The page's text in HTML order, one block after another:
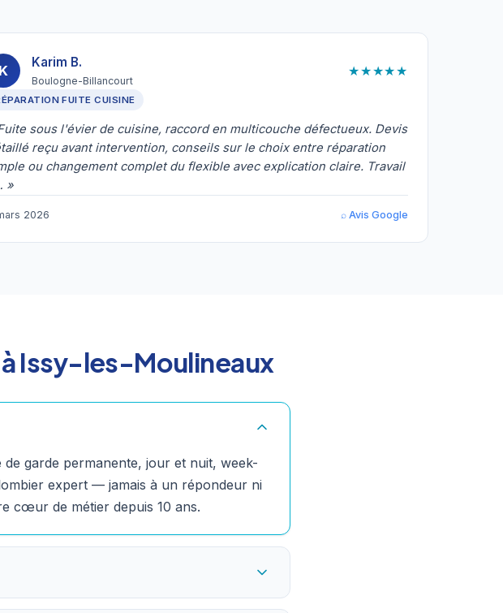
K
Karim B.
Boulogne-Billancourt
★★★★★
FUITE CUISINE
sous l'évier de cuisine, raccord en multicouche défectueux. Devis
reçu avant intervention, conseils sur le choix entre réparation
ou changement complet du flexible avec explication claire. Travail
»
2026 ⌕ Avis Google
Issy-les-Moulineaux
garde permanente, jour et nuit, week-
expert — jamais à un répondeur ni
cœur de métier depuis 10 ans.